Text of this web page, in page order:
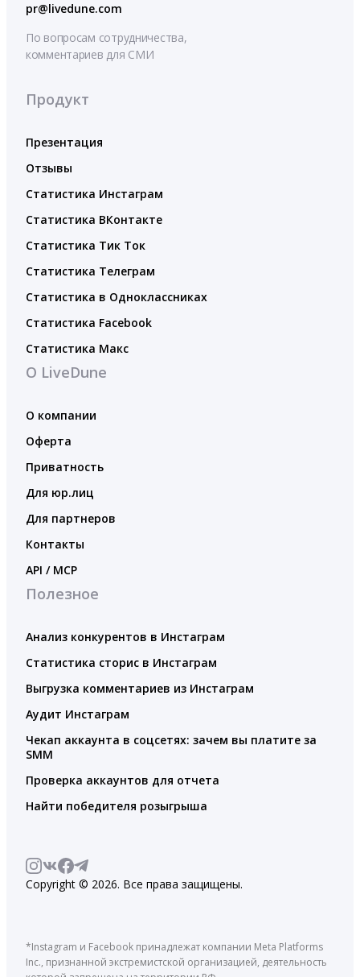
pr@livedune.com
По вопросам сотрудничества,
комментариев для СМИ
Продукт
Презентация
Отзывы
Статистика Инстаграм
Статистика ВКонтакте
Статистика Тик Ток
Статистика Телеграм
Статистика в Одноклассниках
Статистика Facebook
Статистика Макс
О LiveDune
О компании
Оферта
Приватность
Для юр.лиц
Для партнеров
Контакты
API / MCP
Полезное
Анализ конкурентов в Инстаграм
Статистика сторис в Инстаграм
Выгрузка комментариев из Инстаграм
Аудит Инстаграм
Чекап аккаунта в соцсетях: зачем вы платите за
SMM
Проверка аккаунтов для отчета
Найти победителя розыгрыша
Copyright © 2026. Все права защищены.
*Instagram и Facebook принадлежат компании Meta Platforms
Inc., признанной экстремистской организацией, деятельность